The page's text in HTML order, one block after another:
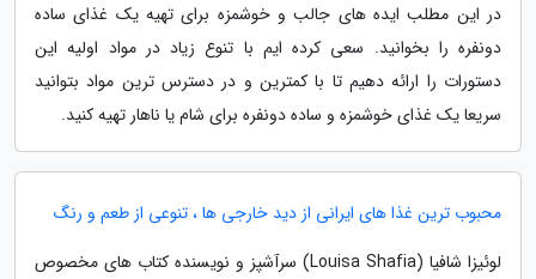
در این مطلب ایده های جالب و خوشمزه برای تهیه یک غذای ساده
دونفره را بخوانید. سعی کرده ایم با تنوع زیاد در مواد اولیه این
دستورات را ارائه دهیم تا با کمترین و در دسترس ترین مواد بتوانید
سریعا یک غذای خوشمزه و ساده دونفره برای شام یا ناهار تهیه کنید.
محبوب ترین غذا های ایرانی از دید خارجی ها ، تنوعی از طعم و رنگ
لوئیزا شافیا (Louisa Shafia) سرآشپز و نویسنده کتاب های مخصوص